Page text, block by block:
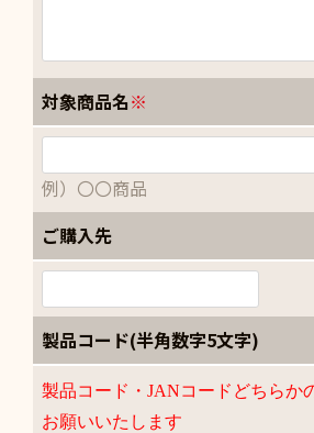
対象商品名※
例）〇〇商品
ご購入先
製品コード(半角数字5文字)
製品コード・JANコードどちらか
お願いいたします